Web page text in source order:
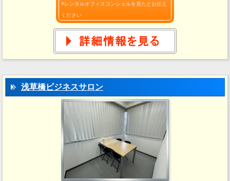
※レンタルオフィスコンシェルを見たとお伝え
ください
浅草橋ビジネスサロン